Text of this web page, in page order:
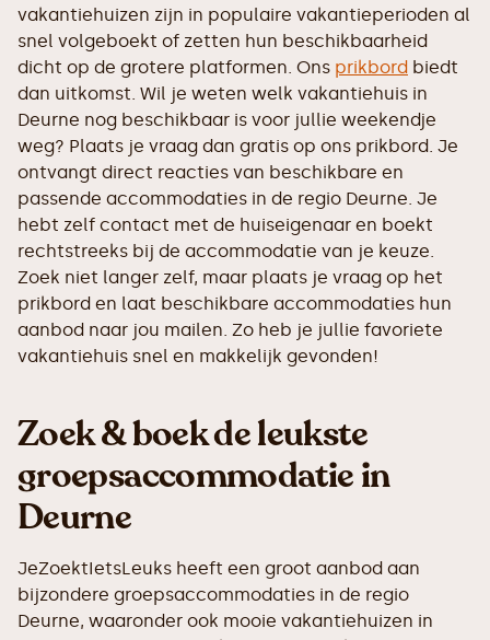
vakantiehuizen zijn in populaire vakantieperioden al
snel volgeboekt of zetten hun beschikbaarheid
dicht op de grotere platformen. Ons prikbord biedt
dan uitkomst. Wil je weten welk vakantiehuis in
Deurne nog beschikbaar is voor jullie weekendje
weg? Plaats je vraag dan gratis op ons prikbord. Je
ontvangt direct reacties van beschikbare en
passende accommodaties in de regio Deurne. Je
hebt zelf contact met de huiseigenaar en boekt
rechtstreeks bij de accommodatie van je keuze.
Zoek niet langer zelf, maar plaats je vraag op het
prikbord en laat beschikbare accommodaties hun
aanbod naar jou mailen. Zo heb je jullie favoriete
vakantiehuis snel en makkelijk gevonden!
Zoek & boek de leukste
groepsaccommodatie in
Deurne
JeZoektIetsLeuks heeft een groot aanbod aan
bijzondere groepsaccommodaties in de regio
Deurne, waaronder ook mooie vakantiehuizen in